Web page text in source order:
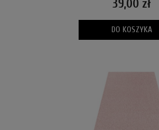
39,00 zł
DO KOSZYKA